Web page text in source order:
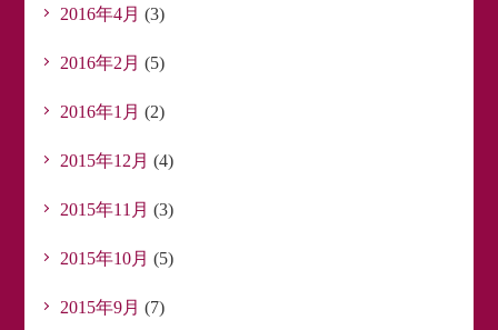
2016年4月 (3)
2016年2月 (5)
2016年1月 (2)
2015年12月 (4)
2015年11月 (3)
2015年10月 (5)
2015年9月 (7)